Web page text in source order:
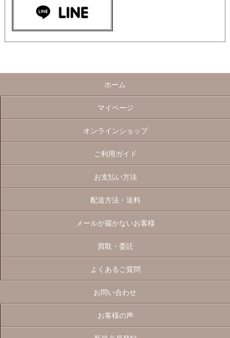
ホーム
マイページ
オンラインショップ
ご利用ガイド
お支払い方法
配送方法・送料
メールが届かないお客様
買取・委託
よくあるご質問
お問い合わせ
お客様の声